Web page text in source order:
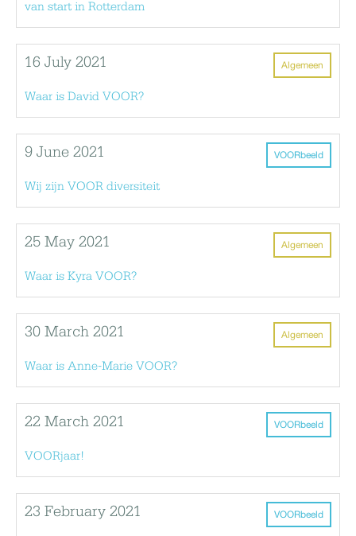
van start in Rotterdam
Algemeen
16 July 2021
Waar is David VOOR?
VOORbeeld
9 June 2021
Wij zijn VOOR diversiteit
Algemeen
25 May 2021
Waar is Kyra VOOR?
Algemeen
30 March 2021
Waar is Anne-Marie VOOR?
VOORbeeld
22 March 2021
VOORjaar!
VOORbeeld
23 February 2021